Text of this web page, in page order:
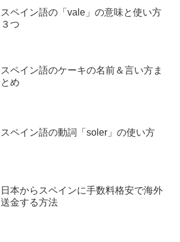
スペイン語の「vale」の意味と使い方
３つ
スペイン語のケーキの名前＆言い方ま
とめ
スペイン語の動詞「soler」の使い方
日本からスペインに手数料格安で海外
送金する方法